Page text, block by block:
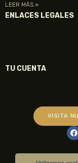
LEER MÁS »
ENLACES LEGALES
TU CUENTA
VISITA